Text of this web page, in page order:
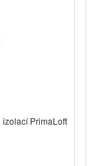
PrimaLoft